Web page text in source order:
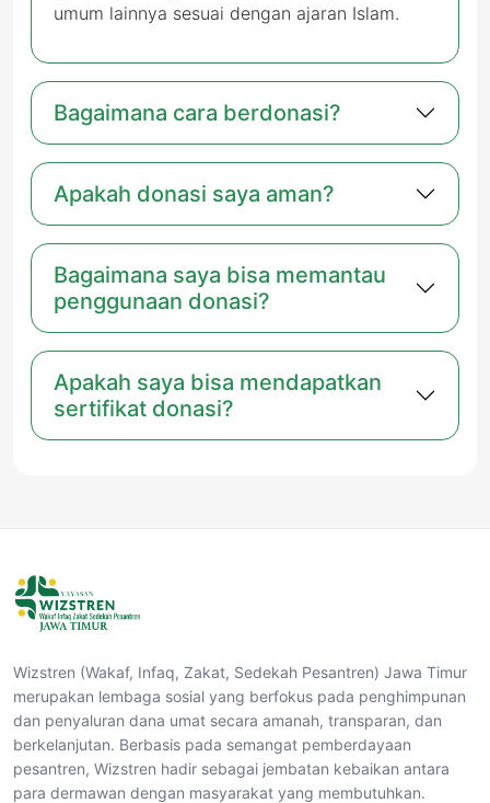
umum lainnya sesuai dengan ajaran Islam.
Bagaimana cara berdonasi?
Apakah donasi saya aman?
Bagaimana saya bisa memantau
penggunaan donasi?
Apakah saya bisa mendapatkan
sertifikat donasi?
Wizstren (Wakaf, Infaq, Zakat, Sedekah Pesantren) Jawa Timur
merupakan lembaga sosial yang berfokus pada penghimpunan
dan penyaluran dana umat secara amanah, transparan, dan
berkelanjutan. Berbasis pada semangat pemberdayaan
pesantren, Wizstren hadir sebagai jembatan kebaikan antara
para dermawan dengan masyarakat yang membutuhkan.